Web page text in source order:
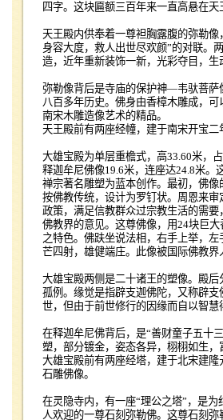
四字。这块匾额三百年来一直高悬在天
天王殿内供奉着一尊袒胸露腹的弥勒
身容大度，救人出世尽欢颜”的对联。
造，近年重新装饰一新，光彩夺目，生
弥勒像背后是寺庙的保护神—韦驮菩萨
八百多年历史。佛身由香樟木雕成，
南宋木雕造像艺术的精品。
天王殿前有两座经幢，建于南宋开宝二
大雄宝殿为单层重檐式，高33.60米，
释迦牟尼佛像19.6米，连座达24.8米。
禅宗著名雕塑为蓝本创作。最初，佛
按佛教传统，设计为罗钉状。周恩来
政策，满足信教群众过宗教生活的需
佛教界的意见。这尊佛像，用24块巨大
之特色。佛趺坐说法相，右手上举，
芒四射，雄健端庄。此像被国际佛教
大雄宝殿两侧是二十诸王的塑像。殿
孤例。缘觉是指辟支迦佛陀，又称辟
世，但由于前世修行的因缘而自以智
在释迦牟尼佛背后，是“善财童子五十
塑，部分镀金，姿态各异，栩栩如生，
大雄宝殿前有两座经塔，建于北宋建隆
石雕佛像。
在灵隐寺内，有一座“理公之塔”，是
人欢迎的一尊石刻弥勒佛。这尊石刻弥